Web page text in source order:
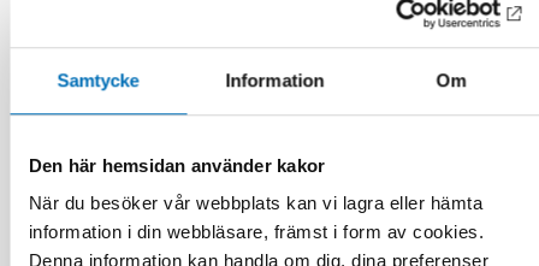
Samtycke Information Om
Den här hemsidan använder kakor
När du besöker vår webbplats kan vi lagra eller hämta
information i din webbläsare, främst i form av cookies.
Denna information kan handla om dig, dina preferenser